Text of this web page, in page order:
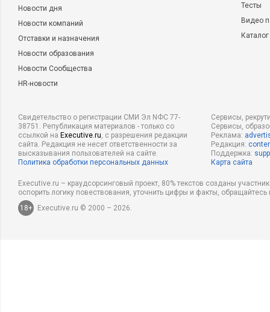
Новости дня
Новости компаний
Отставки и назначения
Новости образования
Новости Сообщества
HR-новости
Тесты
Видео
Свидетельство о регистрации СМИ Эл NФС 77-
38751. Републикация материалов - только со
ссылкой на Executive.ru, с разрешения редакции
сайта. Редакция не несет ответственности за
высказывания пользователей на сайте.
Политика обработки персональных данных
Сервисы,
Сервисы,
Реклама:
Редакция:
Поддержка:
Карта сайта
Executive.ru – краудсорсинговый проект, 80% текстов созданы
оспорить логику повествования, уточнить цифры и факты,
18+
Executive.ru © 2000 – 2026.